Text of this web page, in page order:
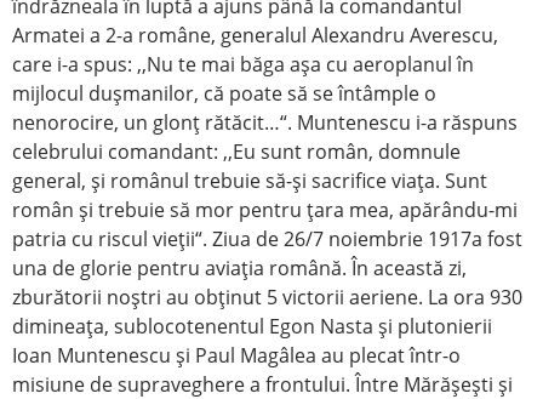
îndrăzneala în luptă a ajuns până la comandantul
Armatei a 2-a române, generalul Alexandru Averescu,
care i-a spus: ,,Nu te mai băga aşa cu aeroplanul în
mijlocul duşmanilor, că poate să se întâmple o
nenorocire, un glonţ rătăcit…“. Muntenescu i-a răspuns
celebrului comandant: ,,Eu sunt român, domnule
general, şi românul trebuie să-şi sacrifice viaţa. Sunt
român şi trebuie să mor pentru ţara mea, apărându-mi
patria cu riscul vieţii“. Ziua de 26/7 noiembrie 1917a fost
una de glorie pentru aviaţia română. În această zi,
zburătorii noştri au obţinut 5 victorii aeriene. La ora 930
dimineaţa, sublocotenentul Egon Nasta şi plutonierii
Ioan Muntenescu şi Paul Magâlea au plecat într-o
misiune de supraveghere a frontului. Între Mărăşeşti şi